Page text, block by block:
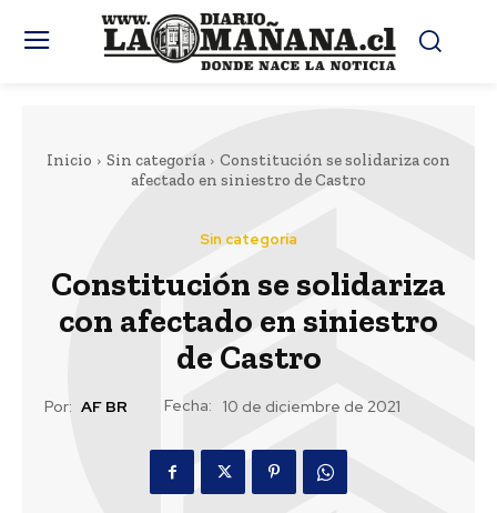
Inicio Sin categoría
Constitución se solidariza con
afectado en siniestro de Castro
Sin categoría
Constitución se solidariza
con afectado en siniestro
de Castro
Por: AF BR Fecha: 10 de diciembre de 2021